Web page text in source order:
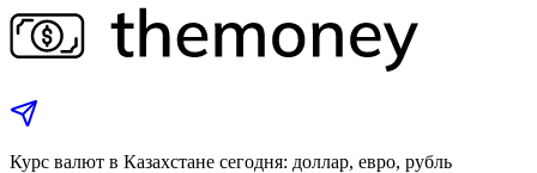
Курс валют в Казахстане сегодня: доллар, евро, рубль